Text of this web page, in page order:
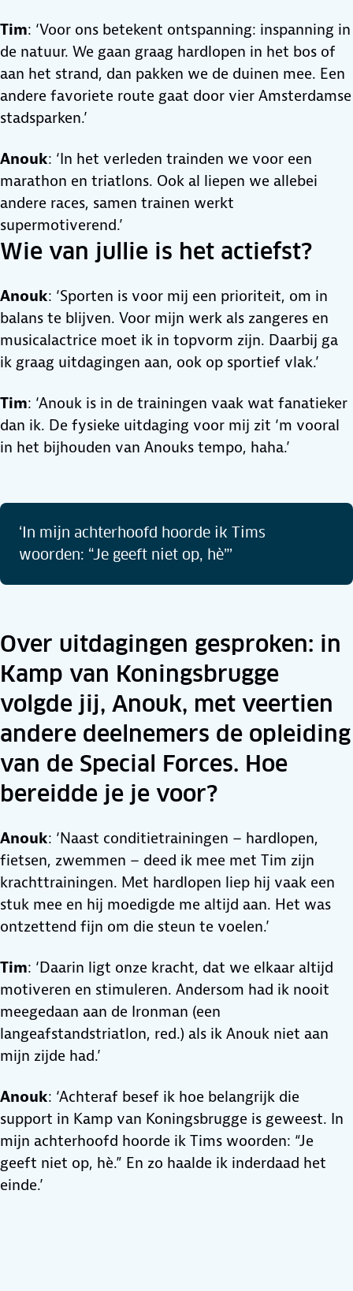
Tim: ‘Voor ons betekent ontspanning: inspanning in
de natuur. We gaan graag hardlopen in het bos of
aan het strand, dan pakken we de duinen mee. Een
andere favoriete route gaat door vier Amsterdamse
stadsparken.’
Anouk: ‘In het verleden trainden we voor een
marathon en triatlons. Ook al liepen we allebei
andere races, samen trainen werkt
supermotiverend.’
Wie van jullie is het actiefst?
Anouk: ‘Sporten is voor mij een prioriteit, om in
balans te blijven. Voor mijn werk als zangeres en
musicalactrice moet ik in topvorm zijn. Daarbij ga
ik graag uitdagingen aan, ook op sportief vlak.’
Tim: ‘Anouk is in de trainingen vaak wat fanatieker
dan ik. De fysieke uitdaging voor mij zit ‘m vooral
in het bijhouden van Anouks tempo, haha.’
‘In mijn achterhoofd hoorde ik Tims
woorden: “Je geeft niet op, hè”’
Over uitdagingen gesproken: in
Kamp van Koningsbrugge
volgde jij, Anouk, met veertien
andere deelnemers de opleiding
van de Special Forces. Hoe
bereidde je je voor?
Anouk: ‘Naast conditietrainingen – hardlopen,
fietsen, zwemmen – deed ik mee met Tim zijn
krachttrainingen. Met hardlopen liep hij vaak een
stuk mee en hij moedigde me altijd aan. Het was
ontzettend fijn om die steun te voelen.’
Tim: ‘Daarin ligt onze kracht, dat we elkaar altijd
motiveren en stimuleren. Andersom had ik nooit
meegedaan aan de Ironman (een
langeafstandstriatlon, red.) als ik Anouk niet aan
mijn zijde had.’
Anouk: ‘Achteraf besef ik hoe belangrijk die
support in Kamp van Koningsbrugge is geweest. In
mijn achterhoofd hoorde ik Tims woorden: “Je
geeft niet op, hè.” En zo haalde ik inderdaad het
einde.’